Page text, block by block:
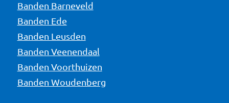
Banden Barneveld
Banden Ede
Banden Leusden
Banden Veenendaal
Banden Voorthuizen
Banden Woudenberg